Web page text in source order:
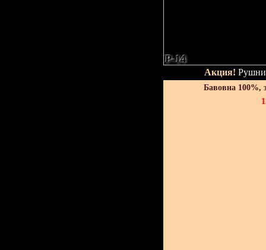
P-14
Акция!
Бавовна 100%,